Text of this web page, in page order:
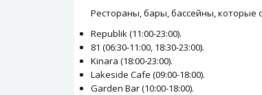
Рестораны, бары, бассейны, которые
Republik (11:00-23:00).
81 (06:30-11:00, 18:30-23:00).
Kinara (18:00-23:00).
Lakeside Cafe (09:00-18:00).
Garden Bar (10:00-18:00).